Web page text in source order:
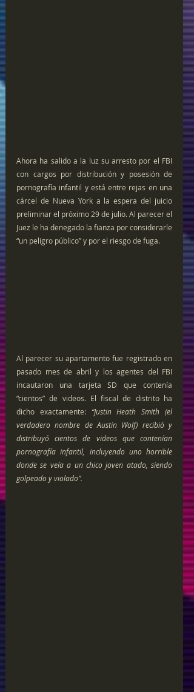
Ahora ha salido a la luz su arresto por el FBI
con cargos por distribución y posesión de
pornografía infantil y está entre rejas en una
cárcel de Nueva York a la espera del juicio
preliminar el próximo 29 de julio. Al parecer el
Juez le ha denegado la fianza por considerarle
“un peligro público” y por el riesgo de fuga.
Al parecer su apartamento fue registrado en
pasado mes de abril y los agentes del FBI
incautaron una tarjeta SD que contenía
“cientos” de videos. El fiscal de distrito ha
dicho exactamente: “Justin Heath Smith (el
verdadero nombre de Austin Wolf) recibió y
distribuyó cientos de videos que contenían
pornografía infantil, incluyendo uno horrible
donde se veía a un chico joven atado, siendo
golpeado y violado”.